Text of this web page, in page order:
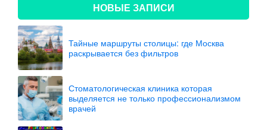
НОВЫЕ ЗАПИСИ
Тайные маршруты столицы: где Москва
раскрывается без фильтров
Стоматологическая клиника которая
выделяется не только профессионализмом
врачей